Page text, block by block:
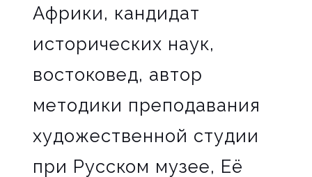
Африки, кандидат
исторических наук,
востоковед, автор
методики преподавания
художественной студии
при Русском музее, Её